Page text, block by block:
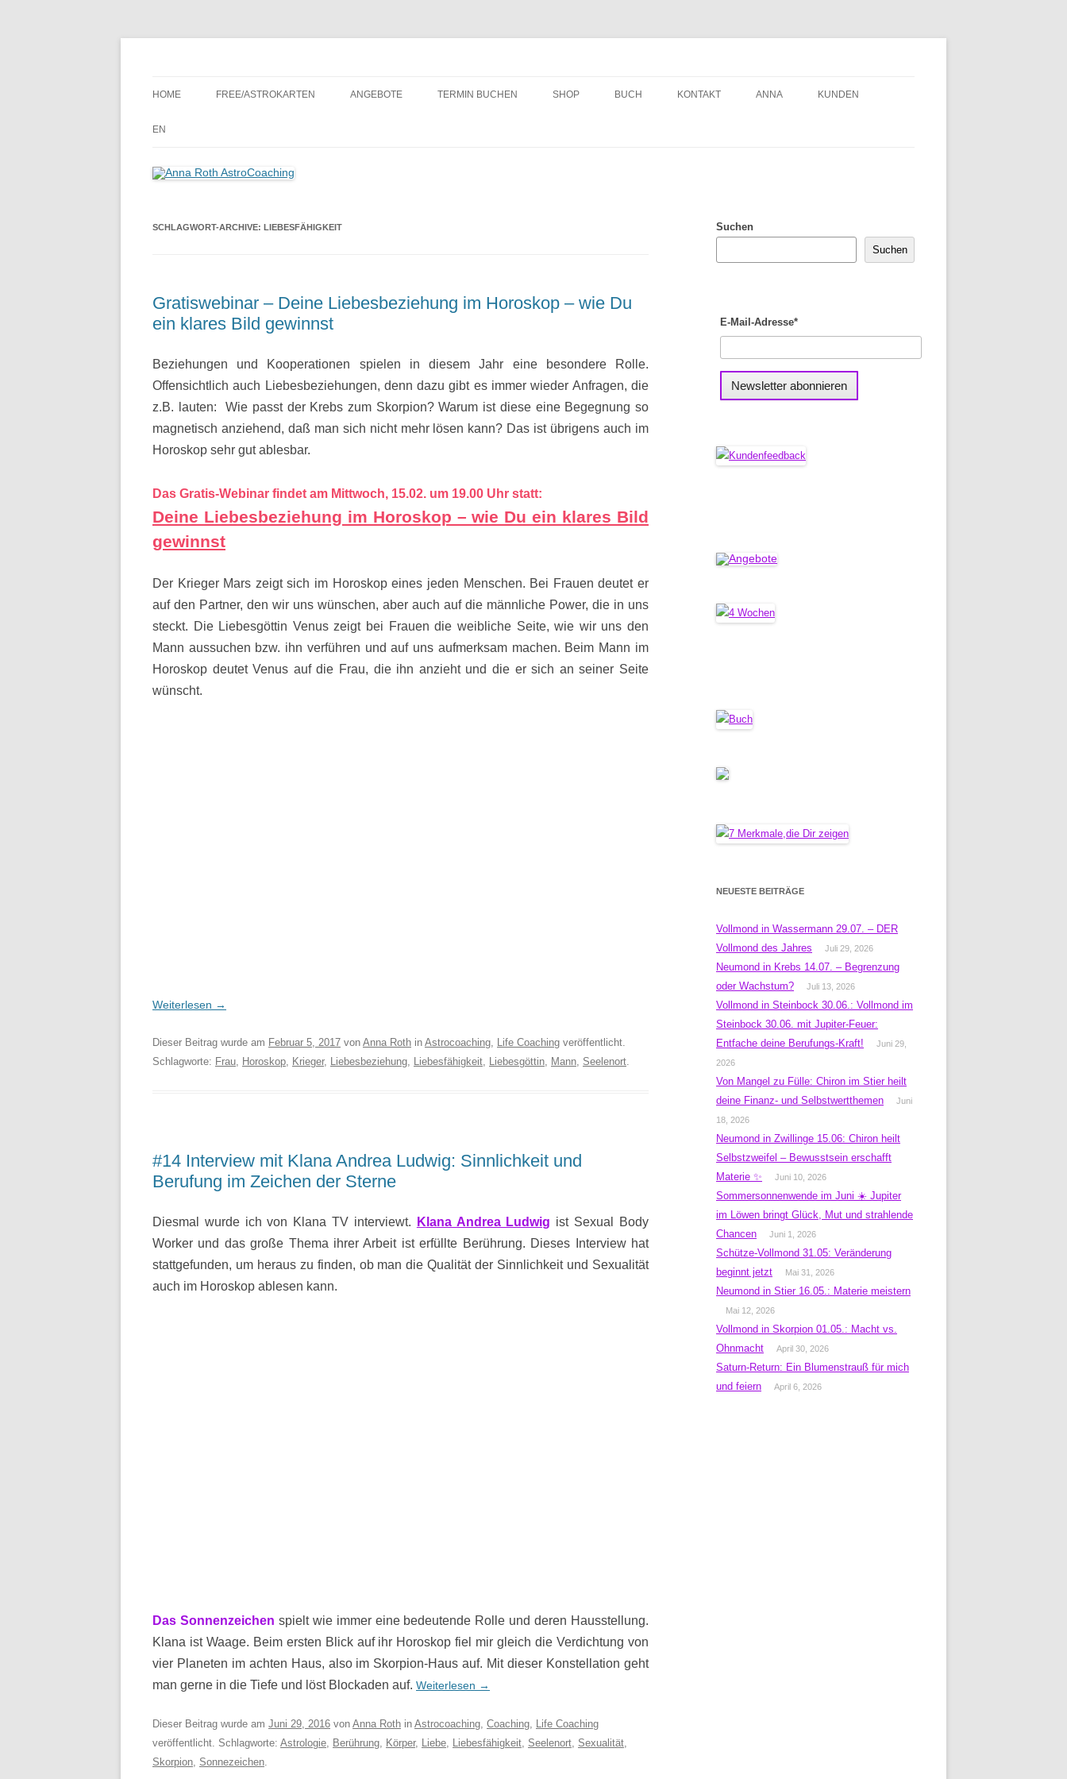
Inhalt
HOME FREE/ASTROKARTEN ANGEBOTE TERMIN BUCHEN SHOP BUCH KONTAKT ANNA KUNDEN
EN
SCHLAGWORT-ARCHIVE: LIEBESFÄHIGKEIT
Gratiswebinar – Deine Liebesbeziehung im Horoskop – wie Du
ein klares Bild gewinnst
Beziehungen und Kooperationen spielen in diesem Jahr eine besondere Rolle.
Offensichtlich auch Liebesbeziehungen, denn dazu gibt es immer wieder Anfragen, die
z.B. lauten: Wie passt der Krebs zum Skorpion? Warum ist diese eine Begegnung so
magnetisch anziehend, daß man sich nicht mehr lösen kann? Das ist übrigens auch im
Horoskop sehr gut ablesbar.
Das Gratis-Webinar findet am Mittwoch, 15.02. um 19.00 Uhr statt:
Deine Liebesbeziehung im Horoskop – wie Du ein klares Bild
gewinnst
Der Krieger Mars zeigt sich im Horoskop eines jeden Menschen. Bei Frauen deutet er
auf den Partner, den wir uns wünschen, aber auch auf die männliche Power, die in uns
steckt. Die Liebesgöttin Venus zeigt bei Frauen die weibliche Seite, wie wir uns den
Mann aussuchen bzw. ihn verführen und auf uns aufmerksam machen. Beim Mann im
Horoskop deutet Venus auf die Frau, die ihn anzieht und die er sich an seiner Seite
wünscht.
Weiterlesen →
Dieser Beitrag wurde am Februar 5, 2017 von Anna Roth in Astrocoaching, Life Coaching veröffentlicht.
Schlagworte: Frau, Horoskop, Krieger, Liebesbeziehung, Liebesfähigkeit, Liebesgöttin, Mann, Seelenort.
#14 Interview mit Klana Andrea Ludwig: Sinnlichkeit und
Berufung im Zeichen der Sterne
Diesmal wurde ich von Klana TV interviewt. Klana Andrea Ludwig ist Sexual Body
Worker und das große Thema ihrer Arbeit ist erfüllte Berührung. Dieses Interview hat
stattgefunden, um heraus zu finden, ob man die Qualität der Sinnlichkeit und Sexualität
auch im Horoskop ablesen kann.
Das Sonnenzeichen spielt wie immer eine bedeutende Rolle und deren Hausstellung.
Klana ist Waage. Beim ersten Blick auf ihr Horoskop fiel mir gleich die Verdichtung von
vier Planeten im achten Haus, also im Skorpion-Haus auf. Mit dieser Konstellation geht
man gerne in die Tiefe und löst Blockaden auf. Weiterlesen →
Dieser Beitrag wurde am Juni 29, 2016 von Anna Roth in Astrocoaching, Coaching, Life Coaching
veröffentlicht. Schlagworte: Astrologie, Berührung, Körper, Liebe, Liebesfähigkeit, Seelenort, Sexualität,
Skorpion, Sonnezeichen.
Suchen
Suchen
E-Mail-Adresse*
NEUESTE BEITRÄGE
Vollmond in Wassermann 29.07. – DER
Vollmond des Jahres
Juli 29, 2026
Neumond in Krebs 14.07. – Begrenzung
oder Wachstum?
Juli 13, 2026
Vollmond in Steinbock 30.06.: Vollmond im
Steinbock 30.06. mit Jupiter-Feuer:
Entfache deine Berufungs-Kraft!
Juni 29,
2026
Von Mangel zu Fülle: Chiron im Stier heilt
deine Finanz- und Selbstwertthemen
Juni
18, 2026
Neumond in Zwillinge 15.06: Chiron heilt
Selbstzweifel – Bewusstsein erschafft
Materie ✨
Juni 10, 2026
Sommersonnenwende im Juni ☀️ Jupiter
im Löwen bringt Glück, Mut und strahlende
Chancen
Juni 1, 2026
Schütze-Vollmond 31.05: Veränderung
beginnt jetzt
Mai 31, 2026
Neumond in Stier 16.05.: Materie meistern
Mai 12, 2026
Vollmond in Skorpion 01.05.: Macht vs.
Ohnmacht
April 30, 2026
Saturn-Return: Ein Blumenstrauß für mich
und feiern
April 6, 2026